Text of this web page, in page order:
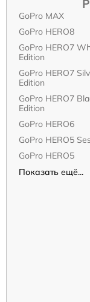
GoPro MAX
GoPro HERO8
GoPro HERO7
Edition
GoPro HERO7
Edition
GoPro HERO7
Edition
GoPro HERO6
GoPro HERO5
GoPro HERO5
Показать ещё...